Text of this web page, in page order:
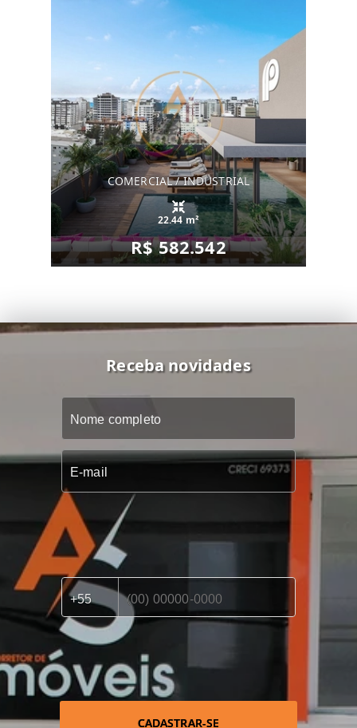
COMERCIAL / INDUSTRIAL
22.44 m²
R$ 582.542
Receba novidades
CADASTRAR-SE